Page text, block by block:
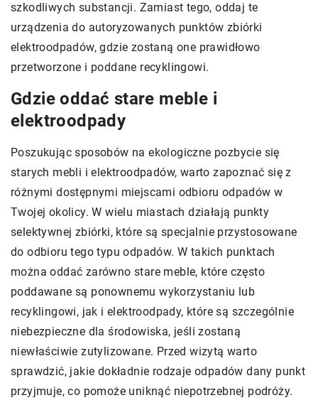
szkodliwych substancji. Zamiast tego, oddaj te
urządzenia do autoryzowanych punktów zbiórki
elektroodpadów, gdzie zostaną one prawidłowo
przetworzone i poddane recyklingowi.
Gdzie oddać stare meble i
elektroodpady
Poszukując sposobów na ekologiczne pozbycie się
starych mebli i elektroodpadów, warto zapoznać się z
różnymi dostępnymi miejscami odbioru odpadów w
Twojej okolicy. W wielu miastach działają punkty
selektywnej zbiórki, które są specjalnie przystosowane
do odbioru tego typu odpadów. W takich punktach
można oddać zarówno stare meble, które często
poddawane są ponownemu wykorzystaniu lub
recyklingowi, jak i elektroodpady, które są szczególnie
niebezpieczne dla środowiska, jeśli zostaną
niewłaściwie zutylizowane. Przed wizytą warto
sprawdzić, jakie dokładnie rodzaje odpadów dany punkt
przyjmuje, co pomoże uniknąć niepotrzebnej podróży.